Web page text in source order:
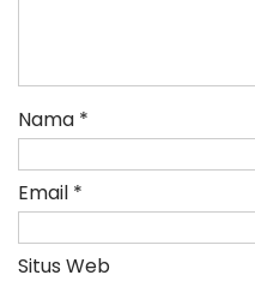
Nama *
Email *
Situs Web